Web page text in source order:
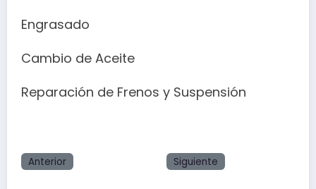
Engrasado
Cambio de Aceite
Reparación de Frenos y Suspensión
Anterior Siguiente